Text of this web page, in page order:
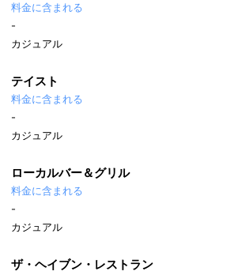
料金に含まれる
-
カジュアル
テイスト
料金に含まれる
-
カジュアル
ローカルバー＆グリル
料金に含まれる
-
カジュアル
ザ・ヘイブン・レストラン